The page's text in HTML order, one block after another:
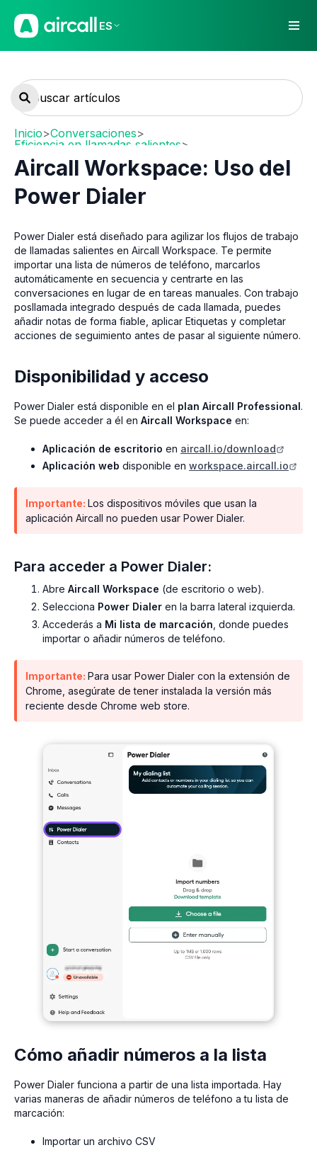
ES
Inicio>Conversaciones>
Eficiencia en llamadas salientes>
Power Dialer y extensiones
Aircall Workspace: Uso del
Power Dialer
Power Dialer está diseñado para agilizar los flujos de trabajo
de llamadas salientes en Aircall Workspace. Te permite
importar una lista de números de teléfono, marcarlos
automáticamente en secuencia y centrarte en las
conversaciones en lugar de en tareas manuales. Con trabajo
posllamada integrado después de cada llamada, puedes
añadir notas de forma fiable, aplicar Etiquetas y completar
acciones de seguimiento antes de pasar al siguiente número.
Disponibilidad y acceso
Power Dialer está disponible en el plan Aircall Professional.
Se puede acceder a él en Aircall Workspace en:
Aplicación de escritorio en aircall.io/download
Aplicación web disponible en workspace.aircall.io
Importante: Los dispositivos móviles que usan la
aplicación Aircall no pueden usar Power Dialer.
Para acceder a Power Dialer:
Abre Aircall Workspace (de escritorio o web).
Selecciona Power Dialer en la barra lateral izquierda.
Accederás a Mi lista de marcación , donde puedes
importar o añadir números de teléfono.
Importante: Para usar Power Dialer con la extensión de
Chrome, asegúrate de tener instalada la versión más
reciente desde Chrome web store.
Cómo añadir números a la lista
Power Dialer funciona a partir de una lista importada. Hay
varias maneras de añadir números de teléfono a tu lista de
marcación:
Importar un archivo CSV